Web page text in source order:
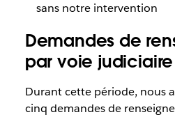
sans notre intervention
Demandes de
par voie judiciaire
Durant cette période, nous
cinq demandes de